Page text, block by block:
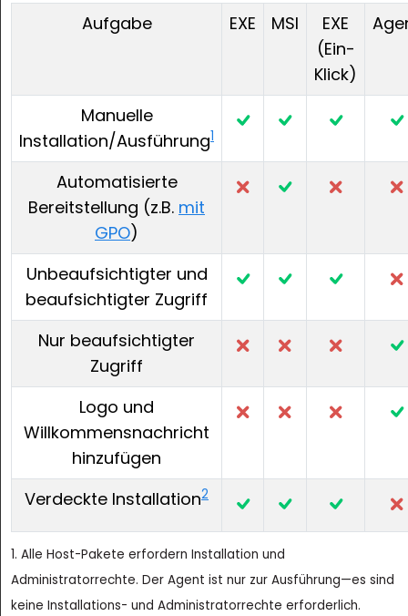
Aufgabe EXE MSI
EXE
(Ein-
Klick)
Manuelle
Installation/Ausführung1
Automatisierte
Bereitstellung (z.B. mit
GPO)
Unbeaufsichtigter und
beaufsichtigter Zugriff
Nur beaufsichtigter
Zugriff
Logo und
Willkommensnachricht
hinzufügen
Verdeckte Installation2
1. Alle Host-Pakete erfordern Installation und
Administratorrechte. Der Agent ist nur zur Ausführung—es sind
keine Installations- und Administratorrechte erforderlich.